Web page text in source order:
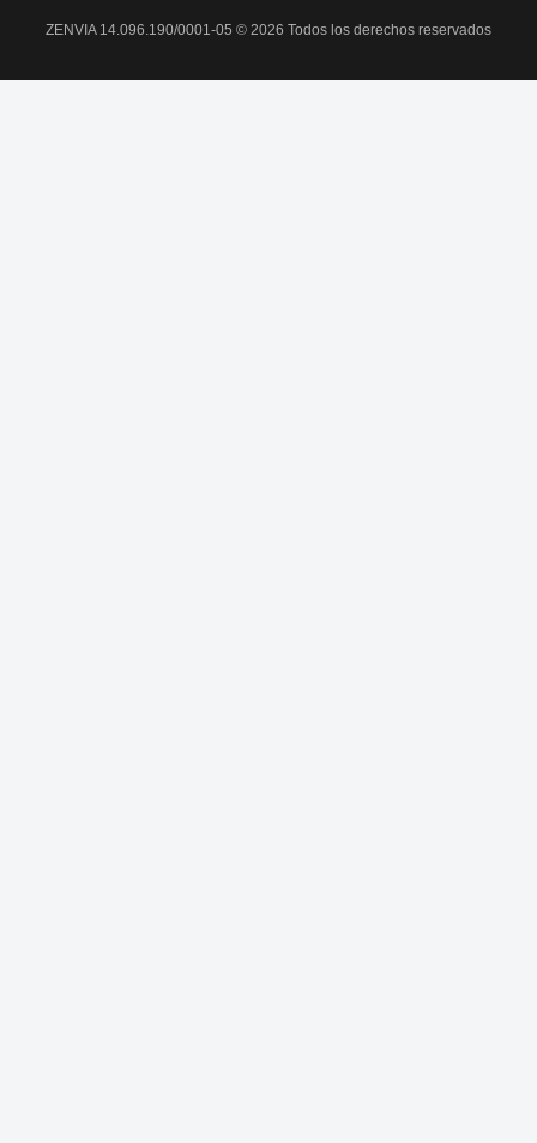
ZENVIA 14.096.190/0001-05 © 2026 Todos los derechos reservados